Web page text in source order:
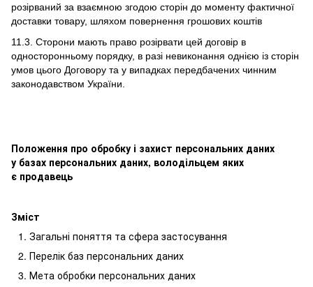
розірваний за взаємною згодою сторін до моменту фактичної
доставки товару, шляхом повернення грошових коштів
11.3. Сторони мають право розірвати цей договір в
односторонньому порядку, в разі невиконання однією із сторін
умов цього Договору та у випадках передбачених чинним
законодавством України.
Положення про обробку і захист персональних даних
у базах персональних даних, володільцем яких
є продавець
Зміст
Загальні поняття та сфера застосування
Перелік баз персональних даних
Мета обробки персональних даних